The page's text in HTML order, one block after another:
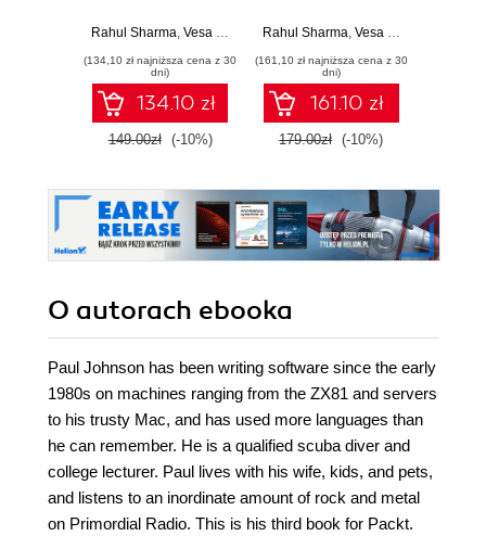
concurrency, and
Rust 2018 edition -
Second Edition
Rahul Sharma, Vesa Kaihlavirta
(134,10 zł najniższa cena z 30
dni)
134.10 zł
149.00zł (-10%)
and deploy
systems using the
advanced
constructs of Rust
Rahul Sharma, Vesa Kaihlavirta
(161,10 zł najniższa cena z 30
dni)
161.10 zł
179.00zł (-10%)
O autorach ebooka
Paul Johnson has been writing software since the early
1980s on machines ranging from the ZX81 and servers
to his trusty Mac, and has used more languages than
he can remember. He is a qualified scuba diver and
college lecturer. Paul lives with his wife, kids, and pets,
and listens to an inordinate amount of rock and metal
on Primordial Radio. This is his third book for Packt.